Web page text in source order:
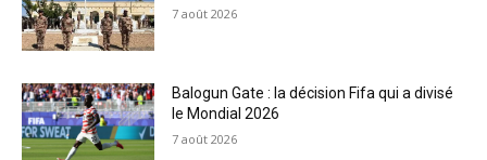
7 août 2026
Balogun Gate : la décision Fifa qui a divisé
le Mondial 2026
7 août 2026